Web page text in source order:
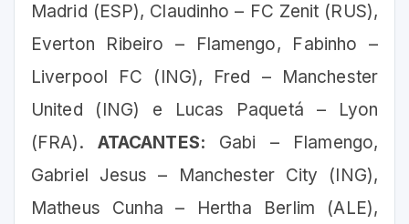
Madrid (ESP), Claudinho – FC Zenit (RUS),
Everton Ribeiro – Flamengo, Fabinho –
Liverpool FC (ING), Fred – Manchester
United (ING) e Lucas Paquetá – Lyon
(FRA). ATACANTES: Gabi – Flamengo,
Gabriel Jesus – Manchester City (ING),
Matheus Cunha – Hertha Berlim (ALE),